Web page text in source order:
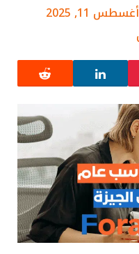
أغسطس 11, 2025